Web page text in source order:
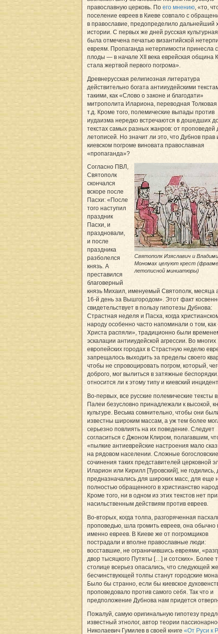
православную церковь. По его мнению, «то,
поселение евреев в Киеве совпало с
в православие, предопределило дальнейший
истории. С первых же дней русская
была отмечена печатью византийской
евреям. Пропаганда нетерпимости принесла
плоды — в начале XII века еврейская община
стала жертвой первого погрома».
Древнерусская религиозная литература
действительно богата антииудейскими
такими, как «Слово о законе и благодати»
митрополита Илариона, переводная
т.д. Кроме того, полемические выпады против
иудаизма нередко встречаются в дошедших
текстах самых разных жанров: от проповедей
летописей. Но значит ли это, что Дубнов прав
киевском погроме виновата православная
«пропаганда»?
Святополк Изяславич и
Мономах целуют крест
летописной миниатюры)
Согласно ПВЛ,
Святополк
скончался
вскоре после
Пасхи: «После
того наступил
праздник
Пасхи, и
праздновали,
и после
праздника
разболелся
князь. А
преставился
благоверный
князь Михаил, именуемый Святополк, месяца
16-й день за Вышгородом». Этот факт
свидетельствует в пользу гипотезы Дубнова:
Страстная неделя и Пасха, когда
народу особенно часто напоминали о том,
Христа распяли», традиционно были
эскалации антииудейской агрессии. Во многих
европейских городах в Страстную неделю
запрещалось выходить за пределы своего
чтобы не спровоцировать погром, который,
доброго, мог вылиться в затяжные
относится ли к этому типу и киевский
Во-первых, все русские полемические тексты
Палеи безусловно принадлежали к высокой,
культуре. Весьма сомнительно, чтобы они
известны широким массам, а уж тем более
серьезно повлиять на их поведение. Следует
согласиться с Джоном Клиром, полагавшим,
«пылкие антиеврейские настроения мало
на рядовом населении. Сложные богословские
сочинения таких представителей церковной
Иларион или Кирилл [Туровский], не годились,
предназначались для широких масс, для еще
полностью обращенного в христианство
Кроме того, ни в одном из этих текстов нет
насильственным действиям против евреев.
Во-вторых, когда толпа, разгоряченная
проповедью, шла громить евреев, она обычно
именно евреев. В Киеве же от погромщиков
пострадали и вполне православные люди:
восставшие, не ограничившись евреями,
двор тысяцкого Путяты […] и сотских». Более
столице всерьез опасались, что следующей
бесчинствующей толпы станут городские
Было бы странно, если бы киевское
проповедовало против самого себя. Так что и
предположение Дубнова нам придется
Пожалуй, самую оригинальную гипотезу
известный этнолог, автор теории
Николаевич Гумилев в своей книге «От Руси к